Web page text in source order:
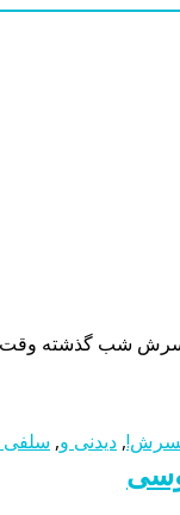
گذشته وقت
, دیدنی و, سلفی